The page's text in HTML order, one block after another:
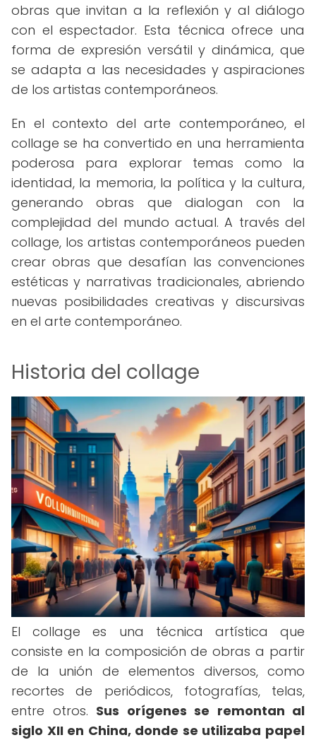
obras que invitan a la reflexión y al diálogo
con el espectador. Esta técnica ofrece una
forma de expresión versátil y dinámica, que
se adapta a las necesidades y aspiraciones
de los artistas contemporáneos.
En el contexto del arte contemporáneo, el
collage se ha convertido en una herramienta
poderosa para explorar temas como la
identidad, la memoria, la política y la cultura,
generando obras que dialogan con la
complejidad del mundo actual. A través del
collage, los artistas contemporáneos pueden
crear obras que desafían las convenciones
estéticas y narrativas tradicionales, abriendo
nuevas posibilidades creativas y discursivas
en el arte contemporáneo.
Historia del collage
El collage es una técnica artística que
consiste en la composición de obras a partir
de la unión de elementos diversos, como
recortes de periódicos, fotografías, telas,
entre otros. Sus orígenes se remontan al
siglo XII en China, donde se utilizaba papel